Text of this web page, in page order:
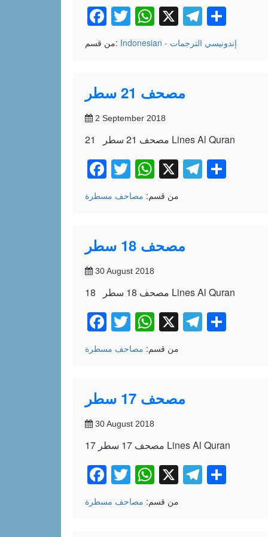
Facebook
Twitter
WhatsApp
X Telegram
من قسم: Indonesian - إندونيسي الترجمات
مصحف 21 سطر
2 September 2018
مصحف 21 سطر 21 Lines Al Quran
Facebook
Twitter
WhatsApp
X Telegram
من قسم: مصاحف مسطرة
مصحف 18 سطر
30 August 2018
مصحف 18 سطر 18 Lines Al Quran
Facebook
Twitter
WhatsApp
X Telegram
من قسم: مصاحف مسطرة
مصحف 17 سطر
30 August 2018
مصحف 17 سطر 17 Lines Al Quran
Facebook
Twitter
WhatsApp
X Telegram
من قسم: مصاحف مسطرة